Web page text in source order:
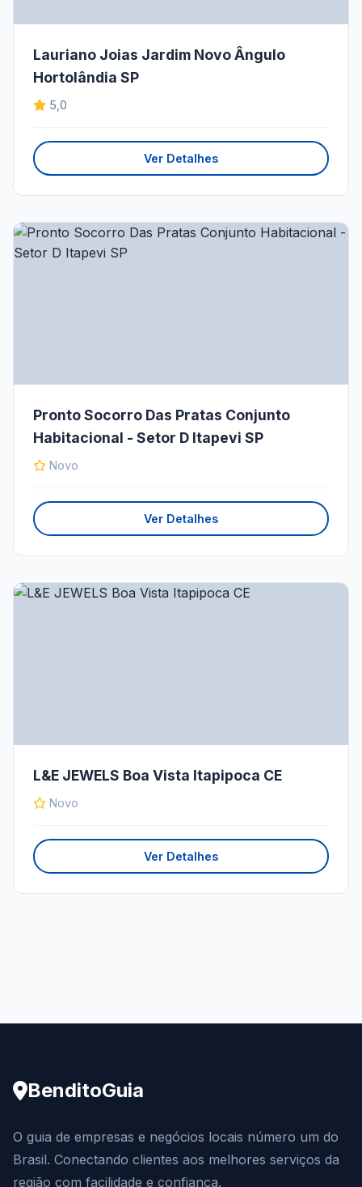
Lauriano Joias Jardim Novo Ângulo
Hortolândia SP
5,0
Ver Detalhes
Pronto Socorro Das Pratas Conjunto
Habitacional - Setor D Itapevi SP
Novo
Ver Detalhes
L&E JEWELS Boa Vista Itapipoca CE
Novo
Ver Detalhes
BenditoGuia
O guia de empresas e negócios locais número um do
Brasil. Conectando clientes aos melhores serviços da
região com facilidade e confiança.